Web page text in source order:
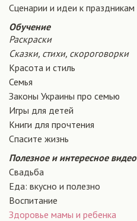
Сценарии и идеи к праздникам
Обучение
Раскраски
Сказки, стихи, скороговорки
Красота и стиль
Семья
Законы Украины про семью
Игры для детей
Книги для прочтения
Спасите жизнь
Полезное и интересное видео
Свадьба
Еда: вкусно и полезно
Воспитание
Здоровье мамы и ребенка